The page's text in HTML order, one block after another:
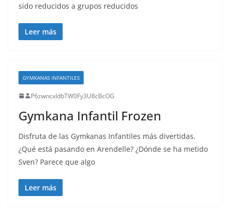
sido reducidos a grupos reducidos
Leer más
GYMKANAS INFANTILES
P6zwncxIdbTW0Fy3U8cBcOG
Gymkana Infantil Frozen
Disfruta de las Gymkanas Infantiles más divertidas.
¿Qué está pasando en Arendelle? ¿Dónde se ha metido
Sven? Parece que algo
Leer más